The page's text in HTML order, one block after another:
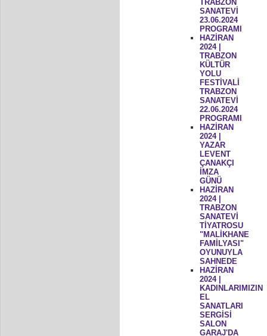
TRABZON
SANATEVİ
23.06.2024
PROGRAMI
HAZİRAN
2024 |
TRABZON
KÜLTÜR
YOLU
FESTİVALİ
TRABZON
SANATEVİ
22.06.2024
PROGRAMI
HAZİRAN
2024 |
YAZAR
LEVENT
ÇANAKÇI
İMZA
GÜNÜ
HAZİRAN
2024 |
TRABZON
SANATEVİ
TİYATROSU
"MALİKHANE
FAMİLYASI"
OYUNUYLA
SAHNEDE
HAZİRAN
2024 |
KADINLARIMIZIN
EL
SANATLARI
SERGİSİ
SALON
GARAJ'DA